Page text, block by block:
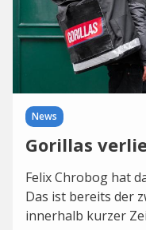
News
Gorillas
Felix Chrobog hat
Das ist bereits der
innerhalb kurzer